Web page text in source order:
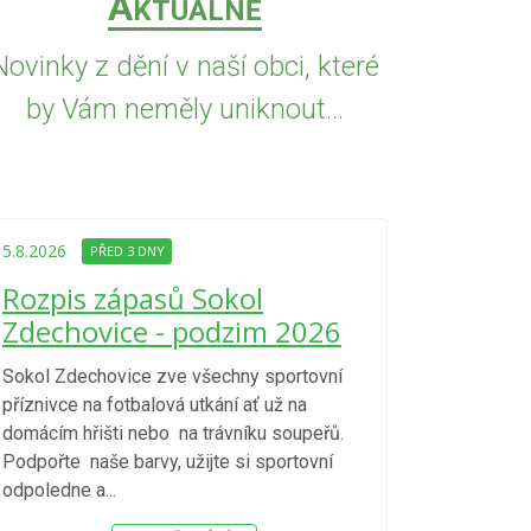
KTUÁLNĚ
z dění v naší obci, které
by Vám neměly uniknout...
5.8.2026 PŘED 3 DNY
Rozpis zápasů Sokol
Zdechovice - podzim 2026
Sokol Zdechovice zve všechny sportovní
příznivce na fotbalová utkání ať už na
domácím hřišti nebo na trávníku soupeřů.
Podpořte naše barvy, užijte si sportovní
odpoledne a...